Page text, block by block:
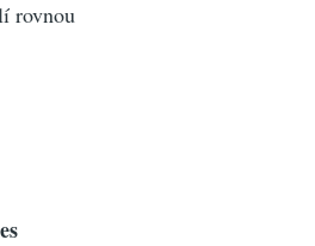
rovnou